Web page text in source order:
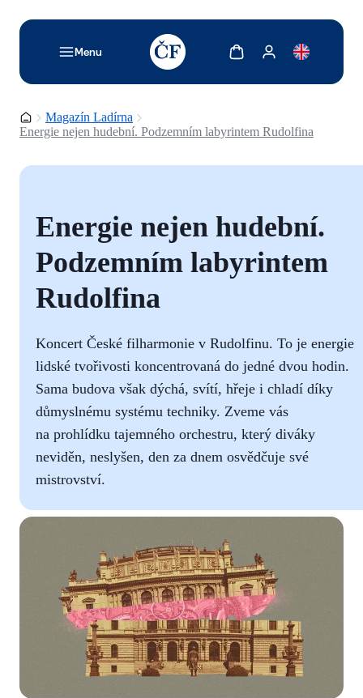
Menu
TODO: Add description for reader
Zobrazit košíkZobrazit můj účet
Domovská stránka
Magazín Ladírna
Energie nejen hudební. Podzemním labyrintem Rudolfina
Energie nejen hudební.
Podzemním labyrintem
Rudolfina
Koncert České filharmonie v Rudolfinu. To je energie
lidské tvořivosti koncentrovaná do jedné dvou hodin.
Sama budova však dýchá, svítí, hřeje i chladí díky
důmyslnému systému techniky. Zveme vás
na prohlídku tajemného orchestru, který diváky
neviděn, neslyšen, den za dnem osvědčuje své
mistrovství.